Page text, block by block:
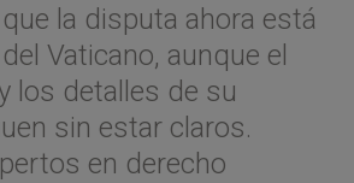
la disputa ahora está
Vaticano, aunque el
los detalles de su
sin estar claros.
en derecho